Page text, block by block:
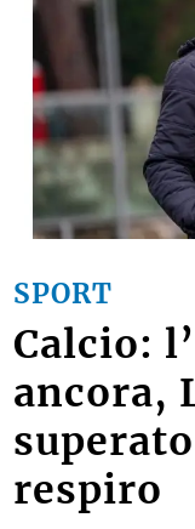
SPORT
Calcio:
ancora,
respiro